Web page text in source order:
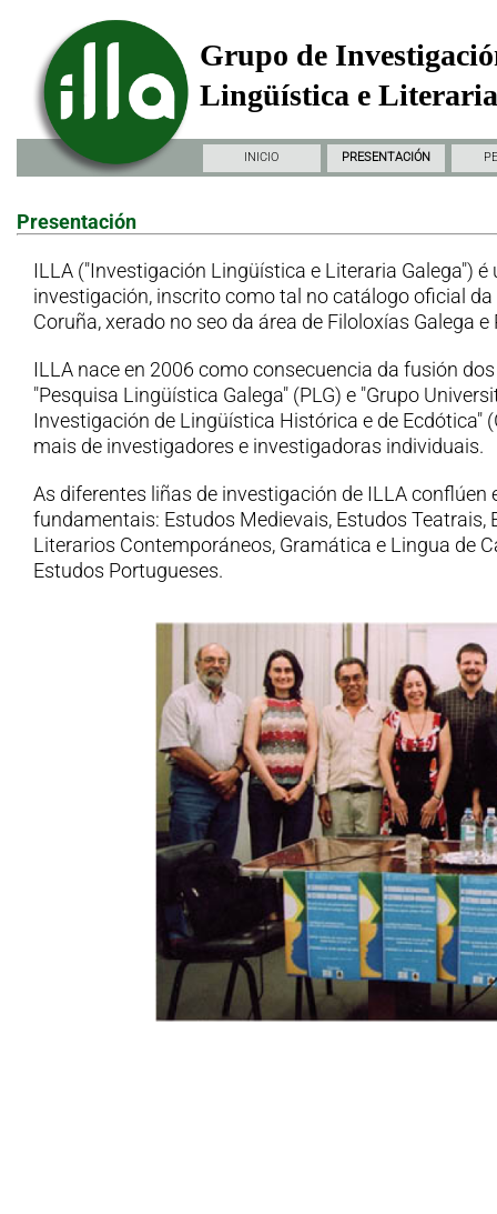
Grupo de
Lingüística e
INICIO PRESENTACIÓN
Presentación
ILLA ("Investigación Lingüística e Literaria Galega") é
investigación, inscrito como tal no catálogo oficial da
Coruña, xerado no seo da área de Filoloxías Galega e
ILLA nace en 2006 como consecuencia da fusión
"Pesquisa Lingüística Galega" (PLG) e "Grupo
Investigación de Lingüística Histórica e de Ecdótica"
mais de investigadores e investigadoras individuais.
As diferentes liñas de investigación de ILLA conflúen
fundamentais: Estudos Medievais, Estudos Teatrais,
Literarios Contemporáneos, Gramática e Lingua de
Estudos Portugueses.